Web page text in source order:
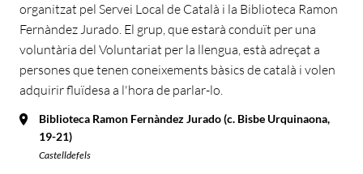
organitzat pel Servei Local de Català i la Biblioteca Ramon
Fernàndez Jurado. El grup, que estarà conduït per una
voluntària del Voluntariat per la llengua, està adreçat a
persones que tenen coneixements bàsics de català i volen
adquirir fluïdesa a l'hora de parlar-lo.
Biblioteca Ramon Fernàndez Jurado (c. Bisbe Urquinaona,
19-21)
Castelldefels